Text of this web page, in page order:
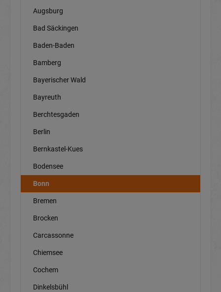
Augsburg
Bad Säckingen
Baden-Baden
Bamberg
Bayerischer Wald
Bayreuth
Berchtesgaden
Berlin
Bernkastel-Kues
Bodensee
Bonn
Bremen
Brocken
Carcassonne
Chiemsee
Cochem
Dinkelsbühl